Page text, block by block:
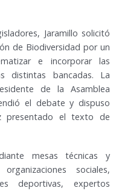
Jaramillo solicitó
de Biodiversidad por un
e incorporar las
distintas bancadas. La
de la Asamblea
el debate y dispuso
presentado el texto de
mesas técnicas y
sociales,
deportivas, expertos